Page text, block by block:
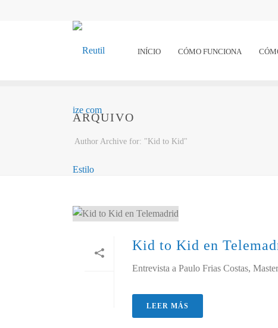
INÍCIO CÓMO FUNCIONA
ARQUIVO
Author Archive for: "Kid to Kid"
Kid to Kid en
Entrevista a Paulo Frias Costas,
LEER MÁS